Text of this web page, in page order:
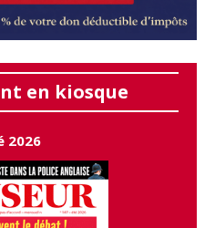
en kiosque
2026